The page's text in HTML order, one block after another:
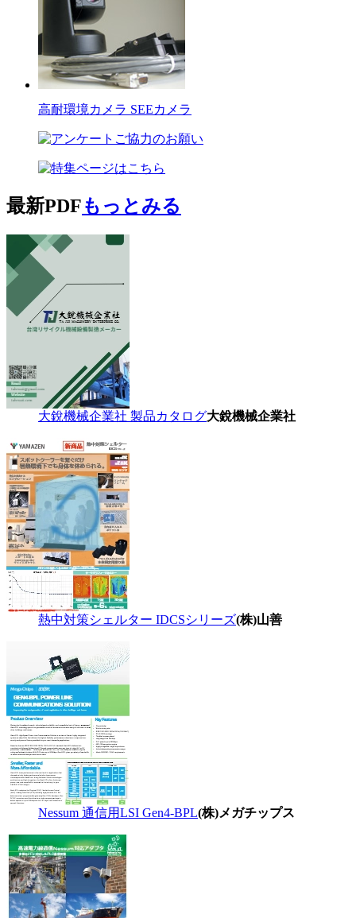
高耐環境カメラ SEEカメラ
最新PDFもっとみる
大銳機械企業社 製品カタログ大銳機械企業社
熱中対策シェルター IDCSシリーズ(株)山善
Nessum 通信用LSI Gen4-BPL(株)メガチップス